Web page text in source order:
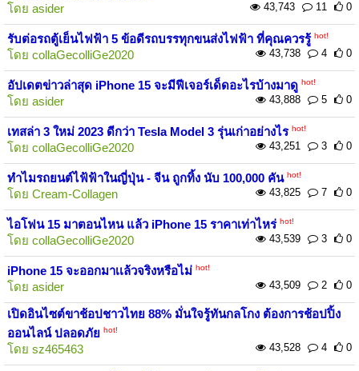
โดย asider 43,743 11 0
รับต่อรถตู้เย็นไฟฟ้า 5 ข้อดีรถบรรทุกขนส่งไฟฟ้า ที่คุณควรรู้ hot!
โดย collaGecolliGe2020 43,738 4 0
อัปเดตข่าวล่าสุด iPhone 15 จะมีฟีเจอร์เด็ดอะไรบ้างมาดู hot!
โดย asider 43,888 5 0
เทสล่า 3 ใหม่ 2023 ดีกว่า Tesla Model 3 รุ่นเก่าอย่างไร hot!
โดย collaGecolliGe2020 43,251 3 0
ทำไมรถยนต์ไฟ้ฟ้าในญี่ปุ่น - จีน ถูกทิ้ง นับ 100,000 คัน hot!
โดย Cream-Collagen 43,825 7 0
ไอโฟน 15 มาตอนไหน แล้ว iPhone 15 ราคาเท่าไหร่ hot!
โดย collaGecolliGe2020 43,539 3 0
iPhone 15 จะออกมาเเล้วจริงหรือไม่ hot!
โดย asider 43,509 2 0
เปิดอินไซต์ขาช้อปชาวไทย 88% มั่นใจรู้ทันกลโกง ต้องการช้อปปิ้ง
ออนไลน์ ปลอดภัย hot!
โดย sz465463 43,528 4 0